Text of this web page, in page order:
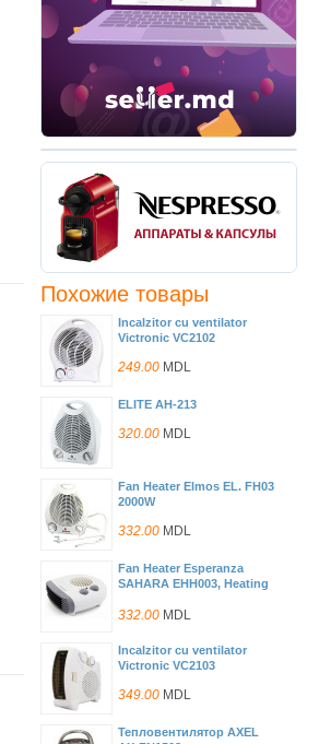
Похожие товары
Incalzitor cu ventilator
Victronic VC2102
249.00 MDL
ELITE AH-213
320.00 MDL
Fan Heater Elmos EL. FH03
2000W
332.00 MDL
Fan Heater Esperanza
SAHARA EHH003, Heating
2000W, Three levels flow
Automatic thermostat,
Automatic temperature
protection, Iluminated
332.00 MDL
Incalzitor cu ventilator
Victronic VC2103
349.00 MDL
Тепловентилятор AXEL